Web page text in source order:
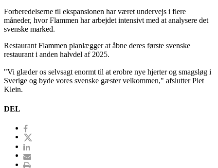
Forberedelserne til ekspansionen har været undervejs i flere
måneder, hvor Flammen har arbejdet intensivt med at analysere det
svenske marked.
Restaurant Flammen planlægger at åbne deres første svenske
restaurant i anden halvdel af 2025.
"Vi glæder os selvsagt enormt til at erobre nye hjerter og smagsløg i
Sverige og byde vores svenske gæster velkommen," afslutter Piet
Klein.
DEL